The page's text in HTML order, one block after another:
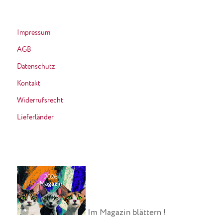
Impressum
AGB
Datenschutz
Kontakt
Widerrufsrecht
Lieferländer
Im Magazin blättern !